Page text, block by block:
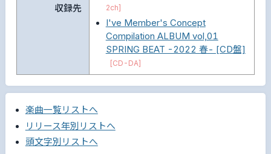
収録先
2ch]
I've Member's Concept
Compilation ALBUM vol,01
SPRING BEAT -2022 春- [CD盤]
[CD-DA]
楽曲一覧リストへ
リリース年別リストへ
頭文字別リストへ